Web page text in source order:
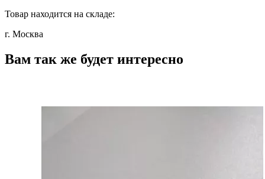
Товар находится на складе:
г. Москва
Вам так же будет интересно